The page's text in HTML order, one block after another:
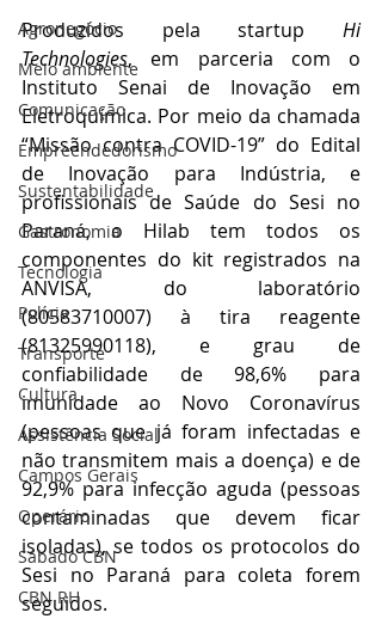
Agronegócio
Meio ambiente
Comunicação
Empreendedorismo
Sustentabilidade
Gastronomia
Tecnologia
Polícia
Transporte
Cultura
Assistência Social
Campos Gerais
Operário
Sábado CBN
CBN RH
Produzidos pela startup Hi
Technologies, em parceria com o
Instituto Senai de Inovação em
Eletroquímica. Por meio da chamada
“Missão contra COVID-19” do Edital
de Inovação para Indústria, e
profissionais de Saúde do Sesi no
Paraná, o Hilab tem todos os
componentes do kit registrados na
ANVISA, do laboratório
(80583710007) à tira reagente
(81325990118), e grau de
confiabilidade de 98,6% para
imunidade ao Novo Coronavírus
(pessoas que já foram infectadas e
não transmitem mais a doença) e de
92,9% para infecção aguda (pessoas
contaminadas que devem ficar
isoladas), se todos os protocolos do
Sesi no Paraná para coleta forem
seguidos.